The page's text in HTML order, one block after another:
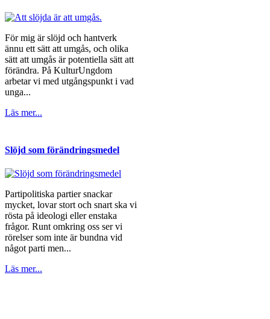
För mig är slöjd och hantverk
ännu ett sätt att umgås, och olika
sätt att umgås är potentiella sätt att
förändra. På KulturUngdom
arbetar vi med utgångspunkt i vad
unga...
Läs mer...
Slöjd som förändringsmedel
Partipolitiska partier snackar
mycket, lovar stort och snart ska vi
rösta på ideologi eller enstaka
frågor. Runt omkring oss ser vi
rörelser som inte är bundna vid
något parti men...
Läs mer...